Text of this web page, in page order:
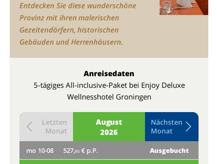
Entdecken Sie diese wunderschöne
Provinz mit ihren malerischen
Gezeitendörfern, historischen
Gebäuden und Herrenhäusern.
Anreisedaten
5-tägiges All-inclusive-Paket bei Enjoy Deluxe
Wellnesshotel Groningen
August
2026
Letzten
Monat
Nächsten
Monat
mo 10-08 527,95 € p.P. Ausgebucht